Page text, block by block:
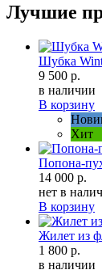
Лучшие
Шубка
9 500 р.
в наличии
В корзину
Хит
Попона-
14 000 р.
нет в
В корзину
Жилет из
1 800 р.
в наличии